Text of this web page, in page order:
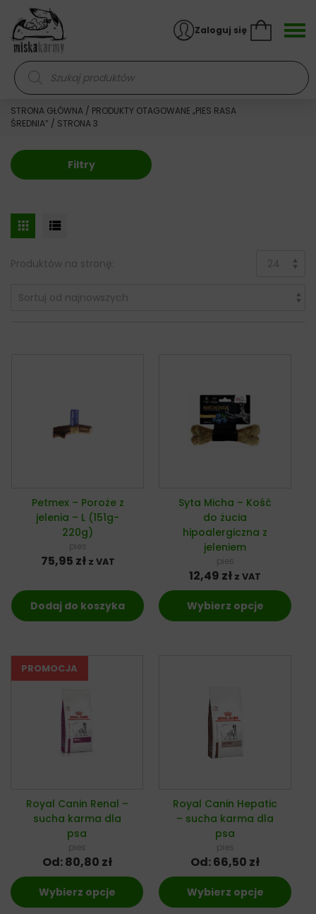
Skocz do treści
Wyszukiwarka produktów
Zaloguj się
STRONA GŁÓWNA / PRODUKTY OTAGOWANE „PIES RASA
ŚREDNIA” / STRONA 3
Filtry
Produktów na stronę:
Petmex – Poroże z
jelenia – L (151g-
220g)
pies
75,95 zł z VAT
Dodaj do koszyka
Syta Micha – Kość
do żucia
hipoalergiczna z
jeleniem
pies
12,49 zł z VAT
Wybierz opcje
Royal Canin Renal –
sucha karma dla
psa
pies
Od:80,80 zł
Wybierz opcje
Royal Canin Hepatic
– sucha karma dla
psa
pies
Od:66,50 zł
Wybierz opcje